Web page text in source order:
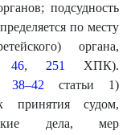
подсудность
по месту
органа,
46, 251
ХПК).
38–42 статьи 1)
принятия судом,
дела, мер